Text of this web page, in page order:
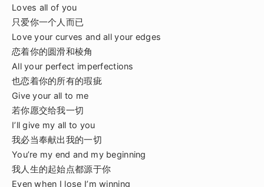
Loves all of you
只爱你一个人而已
Love your curves and all your edges
恋着你的圆滑和棱角
All your perfect imperfections
也恋着你的所有的瑕疵
Give your all to me
若你愿交给我一切
I’ll give my all to you
我必当奉献出我的一切
You’re my end and my beginning
我人生的起始点都源于你
Even when I lose I’m winning